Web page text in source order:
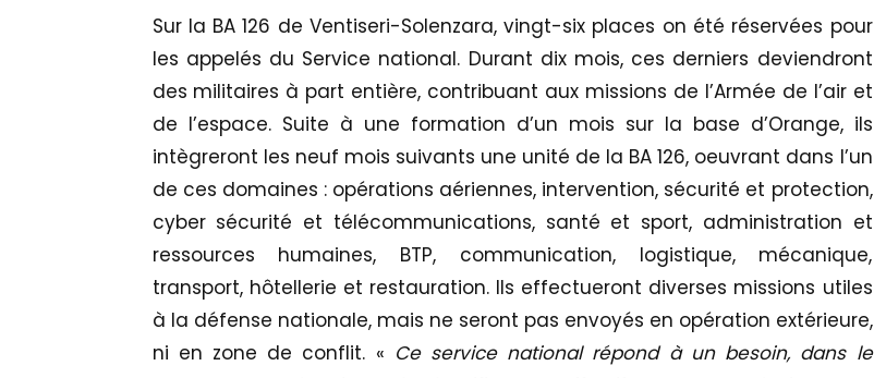
Sur la BA 126 de Ventiseri-Solenzara, vingt-six places on été réservées pour
les appelés du Service national. Durant dix mois, ces derniers deviendront
des militaires à part entière, contribuant aux missions de l’Armée de l’air et
de l’espace. Suite à une formation d’un mois sur la base d’Orange, ils
intègreront les neuf mois suivants une unité de la BA 126, oeuvrant dans l’un
de ces domaines : opérations aériennes, intervention, sécurité et protection,
cyber sécurité et télécommunications, santé et sport, administration et
ressources humaines, BTP, communication, logistique, mécanique,
transport, hôtellerie et restauration. Ils effectueront diverses missions utiles
à la défense nationale, mais ne seront pas envoyés en opération extérieure,
ni en zone de conflit. « Ce service national répond à un besoin, dans le